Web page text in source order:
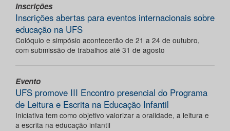
Inscrições
Inscrições abertas para eventos internacionais sobre
educação na UFS
Colóquio e simpósio acontecerão de 21 a 24 de outubro,
com submissão de trabalhos até 31 de agosto
Evento
UFS promove III Encontro presencial do Programa
de Leitura e Escrita na Educação Infantil
Iniciativa tem como objetivo valorizar a oralidade, a leitura e
a escrita na educação infantil